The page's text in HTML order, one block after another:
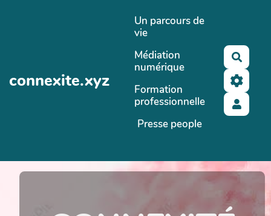
connexite.xyz
Un parcours de
vie
Médiation
numérique
Formation
professionnelle
Presse people